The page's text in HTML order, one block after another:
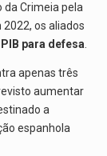
da Crimeia pela
os aliados
PIB para defesa.
apenas três
aumentar
a
espanhola